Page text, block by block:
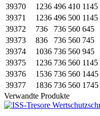
39370
1236 496 410 1145
39371
1236 496 500 1145
39372
736 736 560 645
39373
836 736 560 745
39374
1036 736 560 945
39375
1236 736 560 1145
39376
1536 736 560 1445
39377
1836 736 560 1745
Verwandte Produkte